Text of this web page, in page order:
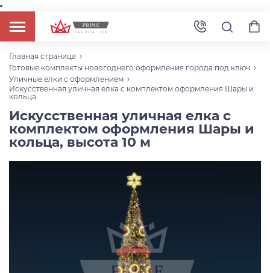
Главная страница
Готовые комплекты новогоднего оформления города под ключ
Уличные елки с оформлением
Искусственная уличная елка с комплектом оформления Шары и
кольца
Искусственная уличная елка с
комплектом оформления Шары и
кольца, высота 10 м